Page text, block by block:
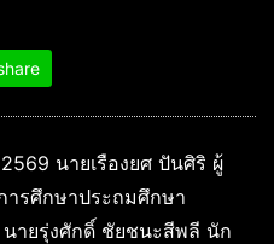
นายเรืองยศ ปันศิริ ผู้
ารศึกษาประถมศึกษา
ายรุ่งศักดิ์ ชัยชนะสีพลี นัก